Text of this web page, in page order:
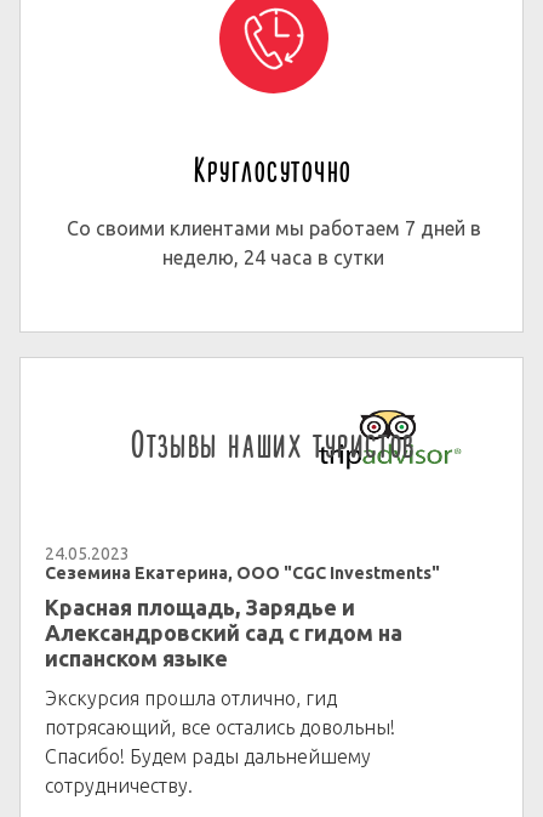
Круглосуточно
Со своими клиентами мы работаем 7 дней в
неделю, 24 часа в сутки
Отзывы наших туристов
24.05.2023
Сеземина Екатерина, ООО "CGC Investments"
Красная площадь, Зарядье и
Александровский сад с гидом на
испанском языке
Экскурсия прошла отлично, гид
потрясающий, все остались довольны!
Спасибо! Будем рады дальнейшему
сотрудничеству.